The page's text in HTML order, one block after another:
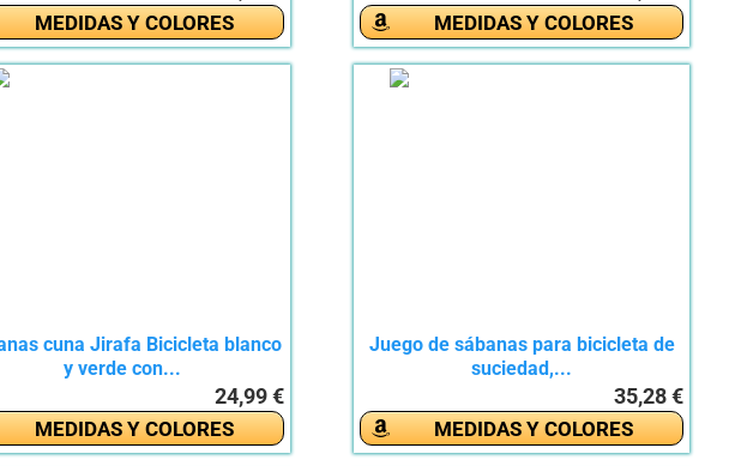
MEDIDAS Y COLORES MEDIDAS Y COLORES
cuna Jirafa Bicicleta blanco
y verde con...
24,99 €
MEDIDAS Y COLORES
Juego de sábanas para bicicleta de
suciedad,...
35,28 €
MEDIDAS Y COLORES